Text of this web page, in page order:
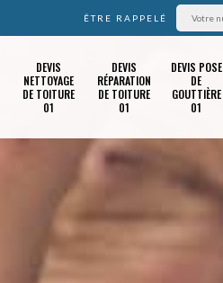
ÊTRE RAPPELÉ
DEVIS
NETTOYAGE
DE TOITURE
01
DEVIS
RÉPARATION
DE TOITURE
01
DEVIS POSE
DE
GOUTTIÈRE
01